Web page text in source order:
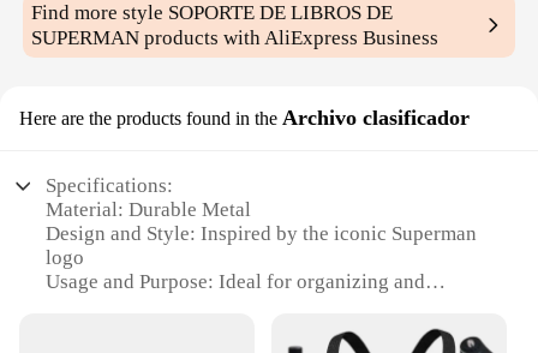
Find more style SOPORTE DE LIBROS DE
SUPERMAN products with AliExpress Business
Here are the products found in the Archivo clasificador
Specifications:
Material: Durable Metal
Design and Style: Inspired by the iconic Superman
logo
Usage and Purpose: Ideal for organizing and